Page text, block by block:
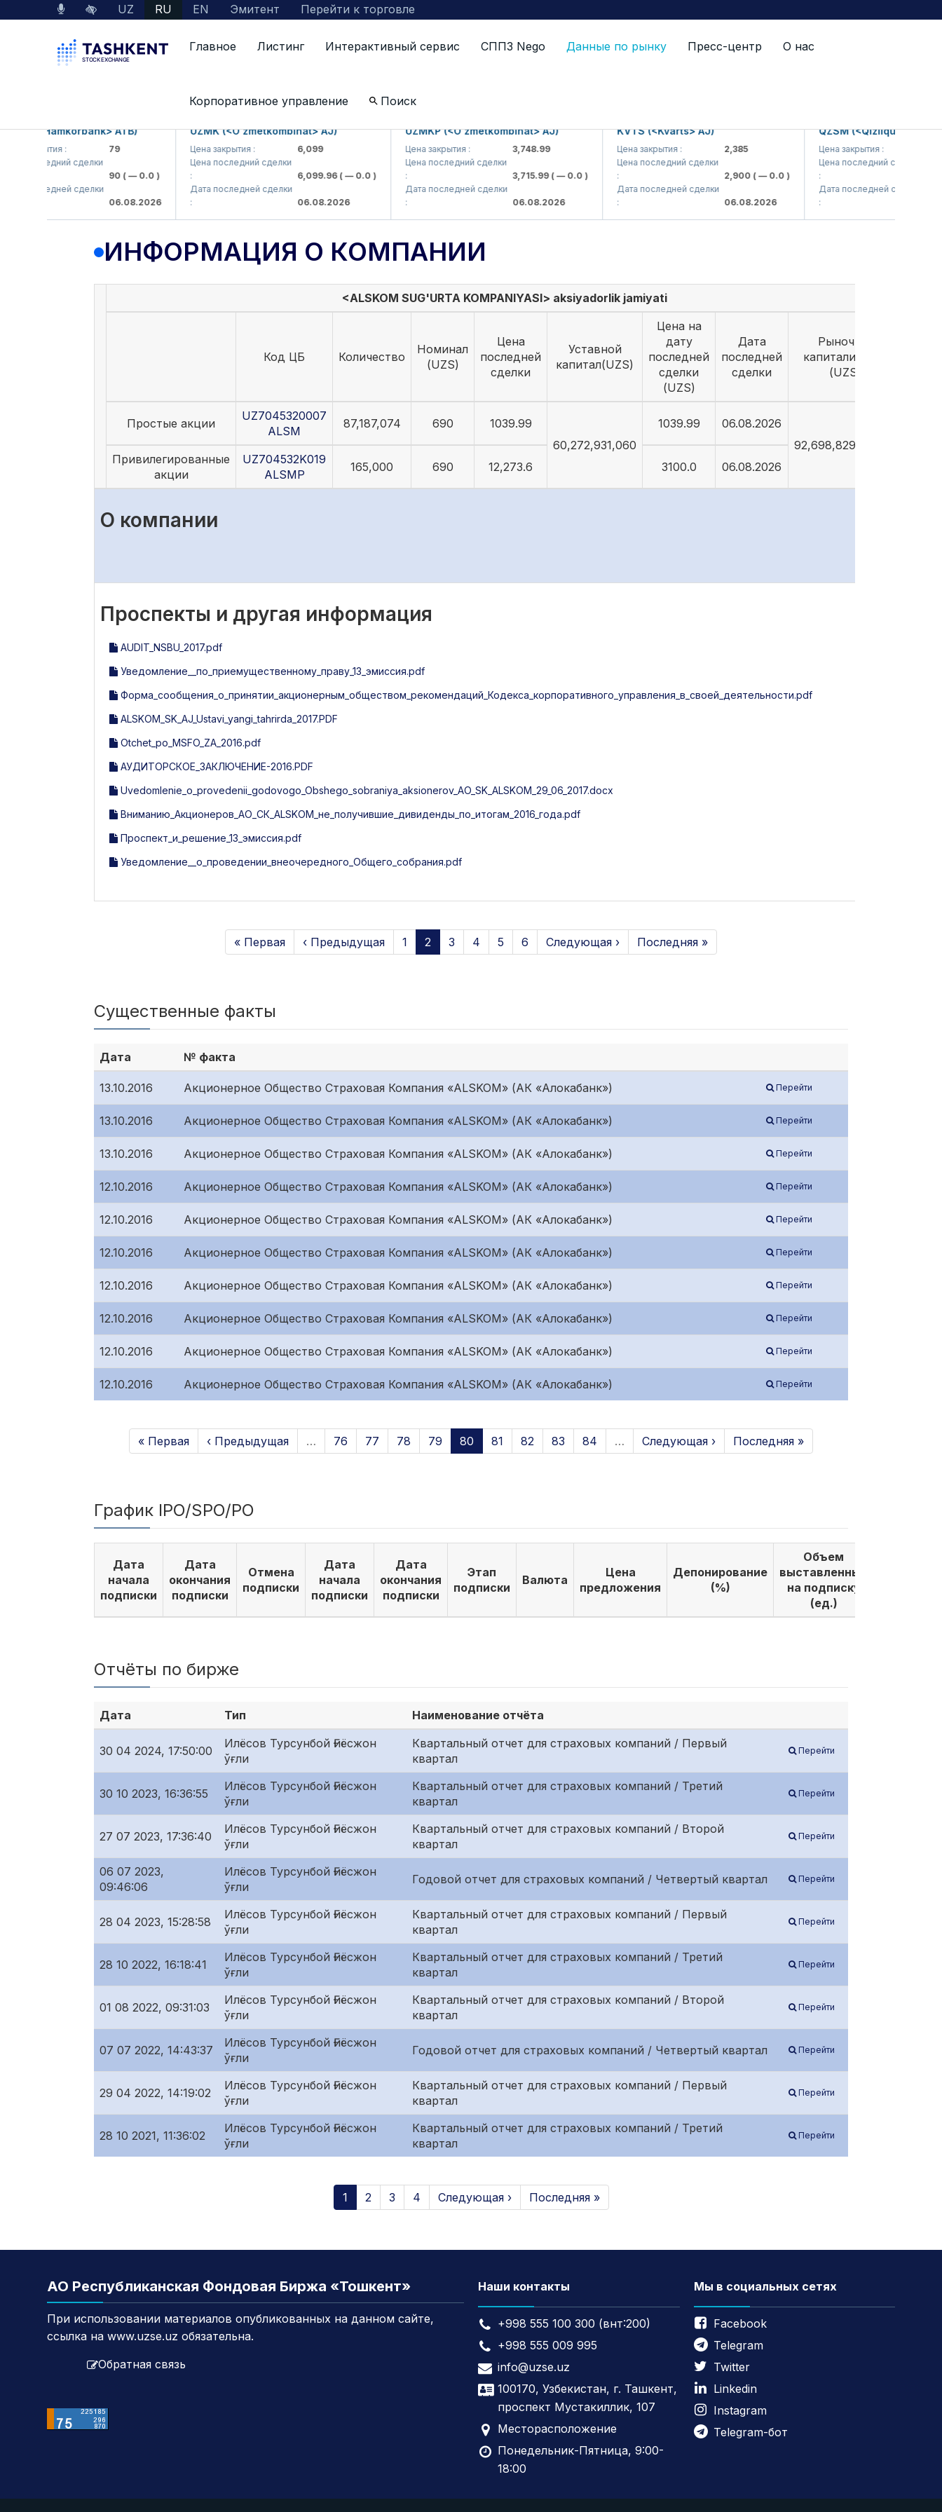
UZ RU EN Эмитент Перейти к торговле
Главное Листинг Интерактивный сервис СППЗ Nego Данные по рынку Пресс-центр О нас
Корпоративное управление Поиск
Информация о компании
(<Hamkorbank> ATB)
закрытия :
последний сделки
( — 0.0 )
последней сделки
06.08.2026
UZMK (<O'zmetkombinat> AJ)
Цена закрытия :
6,099
Цена последний сделки
6,099.96( — 0.0 )
Дата последней сделки
06.08.2026
UZMKP (<O'zmetkombinat> AJ)
Цена закрытия :
3,748.99
Цена последний сделки
3,715.99( — 0.0 )
Дата последней сделки
06.08.2026
KVTS (<Kvarts> AJ)
Цена закрытия :
2,385
Цена последний сделки
2,900( — 0.0 )
Дата последней сделки
06.08.2026
QZSM (<Qizilqumsement>
Цена закрытия :
Цена последний сделки
Дата последней сделки
ИНФОРМАЦИЯ О КОМПАНИИ
<ALSKOM SUG'URTA KOMPANIYASI> aksiyadorlik jamiyati
Код ЦБ Количество
Номинал
(UZS)
Цена
последней
сделки
Уставной
капитал(UZS)
Цена на
дату
последней
сделки
(UZS)
Дата
последней
сделки
Рыночная
капитализация
(UZS)
Простые акции
UZ7045320007
ALSM
87,187,074 690
1039.99
60,272,931,060
1039.99
06.08.2026
92,698,829,089.26
Привилегированные
акции
UZ704532K019
ALSMP
165,000 690 12,273.6 3100.0 06.08.2026
О компании
Проспекты и другая информация
AUDIT_NSBU_2017.pdf
Уведомление__по_приемущественному_праву_13_эмиссия.pdf
Форма_сообщения_о_принятии_акционерным_обществом_рекомендаций_Кодекса_корпоративного_управления_в_своей_деятельности.pdf
ALSKOM_SK_AJ_Ustavi_yangi_tahrirda_2017.PDF
Otchet_po_MSFO_ZA_2016.pdf
АУДИТОРСКОЕ_ЗАКЛЮЧЕНИЕ-2016.PDF
Uvedomlenie_o_provedenii_godovogo_Obshego_sobraniya_aksionerov_AO_SK_ALSKOM_29_06_2017.docx
Вниманию_Акционеров_АО_СК_ALSKOM_не_получившие_дивиденды_по_итогам_2016_года.pdf
Проспект_и_решение_13_эмиссия.pdf
Уведомление__о_проведении_внеочередного_Общего_собрания.pdf
« Первая ‹ Предыдущая 1 2 3 4 5 6 Следующая › Последняя »
Существенные факты
Дата № факта
13.10.2016 Акционерное Общество Страховая Компания «ALSKOM» (АК «Алокабанк») Перейти
13.10.2016 Акционерное Общество Страховая Компания «ALSKOM» (АК «Алокабанк») Перейти
13.10.2016 Акционерное Общество Страховая Компания «ALSKOM» (АК «Алокабанк») Перейти
12.10.2016 Акционерное Общество Страховая Компания «ALSKOM» (АК «Алокабанк») Перейти
12.10.2016 Акционерное Общество Страховая Компания «ALSKOM» (АК «Алокабанк») Перейти
12.10.2016 Акционерное Общество Страховая Компания «ALSKOM» (АК «Алокабанк») Перейти
12.10.2016 Акционерное Общество Страховая Компания «ALSKOM» (АК «Алокабанк») Перейти
12.10.2016 Акционерное Общество Страховая Компания «ALSKOM» (АК «Алокабанк») Перейти
12.10.2016 Акционерное Общество Страховая Компания «ALSKOM» (АК «Алокабанк») Перейти
12.10.2016 Акционерное Общество Страховая Компания «ALSKOM» (АК «Алокабанк») Перейти
« Первая ‹ Предыдущая … 76 77 78 79 80 81 82 83 84 … Следующая › Последняя »
График IPO/SPO/PO
Дата
начала
подписки
Дата
окончания
подписки
Отмена
подписки
Дата
начала
подписки
Дата
окончания
подписки
Этап
подписки
Валюта
Цена
предложения
Депонирование
(%)
Объем
выставленных
на подписку
(ед.)
Отчёты по бирже
Дата Тип Наименование отчёта
30 04 2024, 17:50:00
Илёсов Турсунбой Ғиёсжон
ўғли
Квартальный отчет для страховых компаний / Первый
квартал
Перейти
30 10 2023, 16:36:55
Илёсов Турсунбой Ғиёсжон
ўғли
Квартальный отчет для страховых компаний / Третий
квартал
Перейти
27 07 2023, 17:36:40
Илёсов Турсунбой Ғиёсжон
ўғли
Квартальный отчет для страховых компаний / Второй
квартал
Перейти
06 07 2023,
09:46:06
Илёсов Турсунбой Ғиёсжон
ўғли
Годовой отчет для страховых компаний / Четвертый квартал Перейти
28 04 2023, 15:28:58
Илёсов Турсунбой Ғиёсжон
ўғли
Квартальный отчет для страховых компаний / Первый
квартал
Перейти
28 10 2022, 16:18:41
Илёсов Турсунбой Ғиёсжон
ўғли
Квартальный отчет для страховых компаний / Третий
квартал
Перейти
01 08 2022, 09:31:03
Илёсов Турсунбой Ғиёсжон
ўғли
Квартальный отчет для страховых компаний / Второй
квартал
Перейти
07 07 2022, 14:43:37
Илёсов Турсунбой Ғиёсжон
ўғли
Годовой отчет для страховых компаний / Четвертый квартал Перейти
29 04 2022, 14:19:02
Илёсов Турсунбой Ғиёсжон
ўғли
Квартальный отчет для страховых компаний / Первый
квартал
Перейти
28 10 2021, 11:36:02
Илёсов Турсунбой Ғиёсжон
ўғли
Квартальный отчет для страховых компаний / Третий
квартал
Перейти
1 2 3 4 Следующая › Последняя »
АО Республиканская Фондовая Биржа «Тошкент»
При использовании материалов опубликованных на данном сайте,
ссылка на www.uzse.uz обязательна.
Обратная связь
Наши контакты
+998 555 100 300 (внт:200)
+998 555 009 995
info@uzse.uz
100170, Узбекистан, г. Ташкент,
проспект Мустакиллик, 107
Месторасположение
Понедельник-Пятница, 9:00-
18:00
Мы в социальных сетях
Facebook
Telegram
Twitter
Linkedin
Instagram
Telegram-бот